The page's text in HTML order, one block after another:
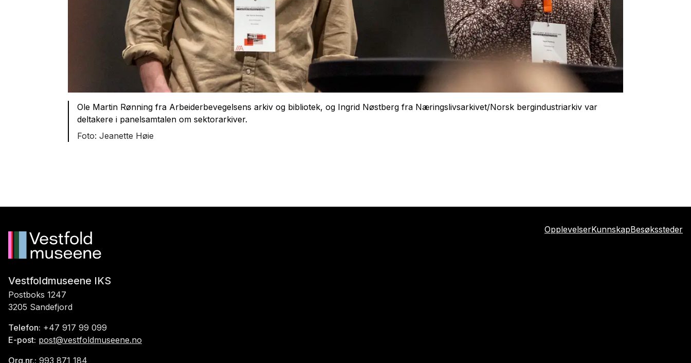
Ole Martin Rønning fra Arbeiderbevegelsens arkiv og bibliotek, og Ingrid Nøstberg fra Næringslivsarkivet/Norsk bergindustriarkiv var
deltakere i panelsamtalen om sektorarkiver.
Jeanette Høie
OpplevelserKunnskapBesøkssteder
Vestfoldmuseene IKS
Postboks 1247
3205 Sandefjord
Telefon: +47 917 99 099
E-post: post@vestfoldmuseene.no
Org.nr.: 993 871 184